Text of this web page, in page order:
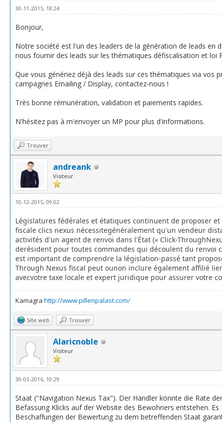
30-11-2015, 18:24
Bonjour,
Notre société est l'un des leaders de la génération de leads
nous fournir des leads sur les thématiques défiscalisation et loi
Que vous génériez déjà des leads sur ces thématiques via vos
campagnes Emailing / Display, contactez-nous !
Très bonne rémunération, validation et paiements rapides.
N'hésitez pas à m'envoyer un MP pour plus d'informations.
Trouver
andreank
Visiteur
10-12-2015, 09:02
Législatures fédérales et étatiques continuent de proposer et
fiscale clics nexus nécessitegénéralement qu'un vendeur
activités d'un agent de renvoi dans l'État (« Click-Through
derésident pour toutes commandes qui découlent du renvoi
est important de comprendre la législation-passé tant
Through Nexus fiscal peut ounon inclure également affilié
avecvotre taxe locale et expert juridique pour assurer votre
Kamagra http://www.pillenpalast.com/
Site web Trouver
Alaricnoble
Visiteur
30-03-2016, 10:29
Staat ("Navigation Nexus Tax"). Der Händler könnte die Rate
Befassung Klicks auf der Website des Bewohners entstehen.
Beschaffungen der Bewertung zu dem betreffenden Staat